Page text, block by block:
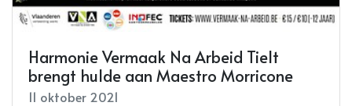
Harmonie Vermaak Na Arbeid Tielt
brengt hulde aan Maestro Morricone
11 oktober 2021